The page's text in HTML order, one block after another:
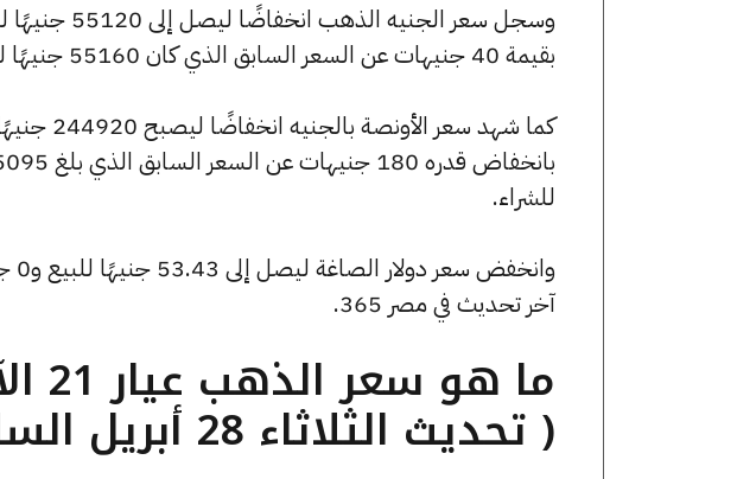
بقيمة 40 جنيهات عن السعر السابق الذي كان 55160 جنيهًا للبيع و54760 جنيهًا للشراء.
للشراء.
آخر تحديث في مصر 365.
( تحديث الثلاثاء 28 أبريل الساعة 7:45 مساءً )